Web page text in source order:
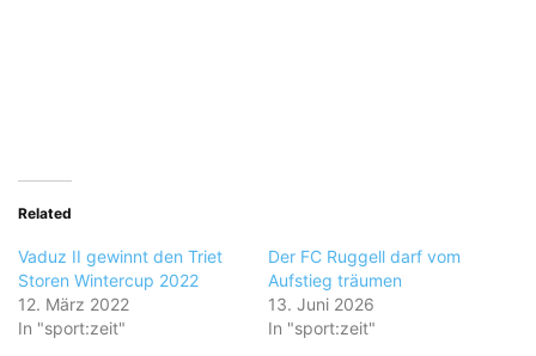
Related
Vaduz II gewinnt den Triet
Storen Wintercup 2022
12. März 2022
In "sport:zeit"
Der FC Ruggell darf vom
Aufstieg träumen
13. Juni 2026
In "sport:zeit"